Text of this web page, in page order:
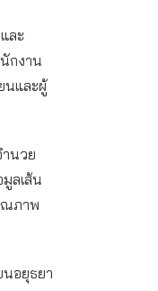
ละ
กงาน
นและผู้
นวย
ลเส้น
ณภาพ
นอยุธยา